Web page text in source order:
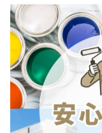
外壁塗装検査で仕上げ
期的な中間検査がポイン
塗り・中塗り・上塗り
り重ねや乾燥時間が守
う。
また、塗装工事の工程
にくい部分や足場を外
握できます。特にサッ